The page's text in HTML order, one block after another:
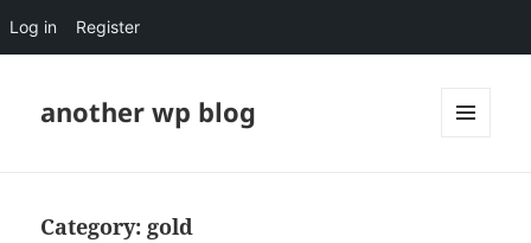
Log in Register
another wp blog
Category: gold